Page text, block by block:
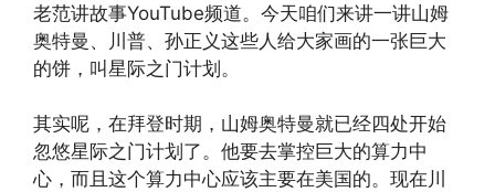
老范讲故事YouTube频道。今天咱们来讲一讲山姆
奥特曼、川普、孙正义这些人给大家画的一张巨大
的饼，叫星际之门计划。
其实呢，在拜登时期，山姆奥特曼就已经四处开始
忽悠星际之门计划了。他要去掌控巨大的算力中
心，而且这个算力中心应该主要在美国的。现在川